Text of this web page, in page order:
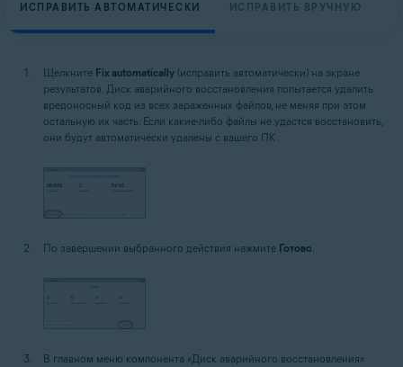
ИСПРАВИТЬ АВТОМАТИЧЕСКИ ИСПРАВИТЬ ВРУЧНУЮ
Щелкните Fix automatically (исправить автоматически) на экране
результатов. Диск аварийного восстановления попытается удалить
вредоносный код из всех зараженных файлов, не меняя при этом
остальную их часть. Если какие-либо файлы не удастся восстановить,
они будут автоматически удалены с вашего ПК.
По завершении выбранного действия нажмите Готово.
В главном меню компонента «Диск аварийного восстановления»